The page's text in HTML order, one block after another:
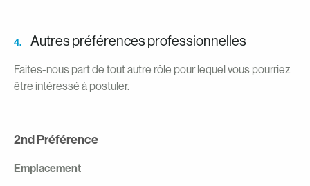
4. Autres préférences professionnelles
Faites-nous part de tout autre rôle pour lequel vous pourriez
être intéressé à postuler.
2nd Préférence
Emplacement